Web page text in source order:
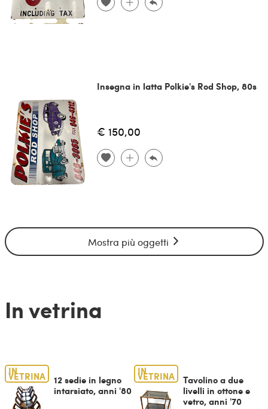
Insegna in latta Polkie's Rod Shop, 80s
€ 150,00
Mostra più oggetti
In vetrina
IN
VETRINA
12 sedie in legno
intarsiato, anni '80
IN
VETRINA
Tavolino a due
livelli in ottone e
vetro, anni '70